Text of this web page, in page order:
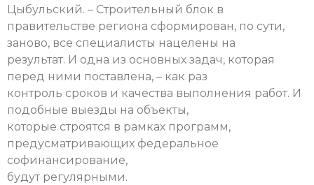
Цыбульский. – Строительный блок в
правительстве региона сформирован, по сути,
заново, все специалисты нацелены на
результат. И одна из основных задач, которая
перед ними поставлена, – как раз
контроль сроков и качества выполнения работ. И
подобные выезды на объекты,
которые строятся в рамках программ,
предусматривающих федеральное
софинансирование,
будут регулярными.